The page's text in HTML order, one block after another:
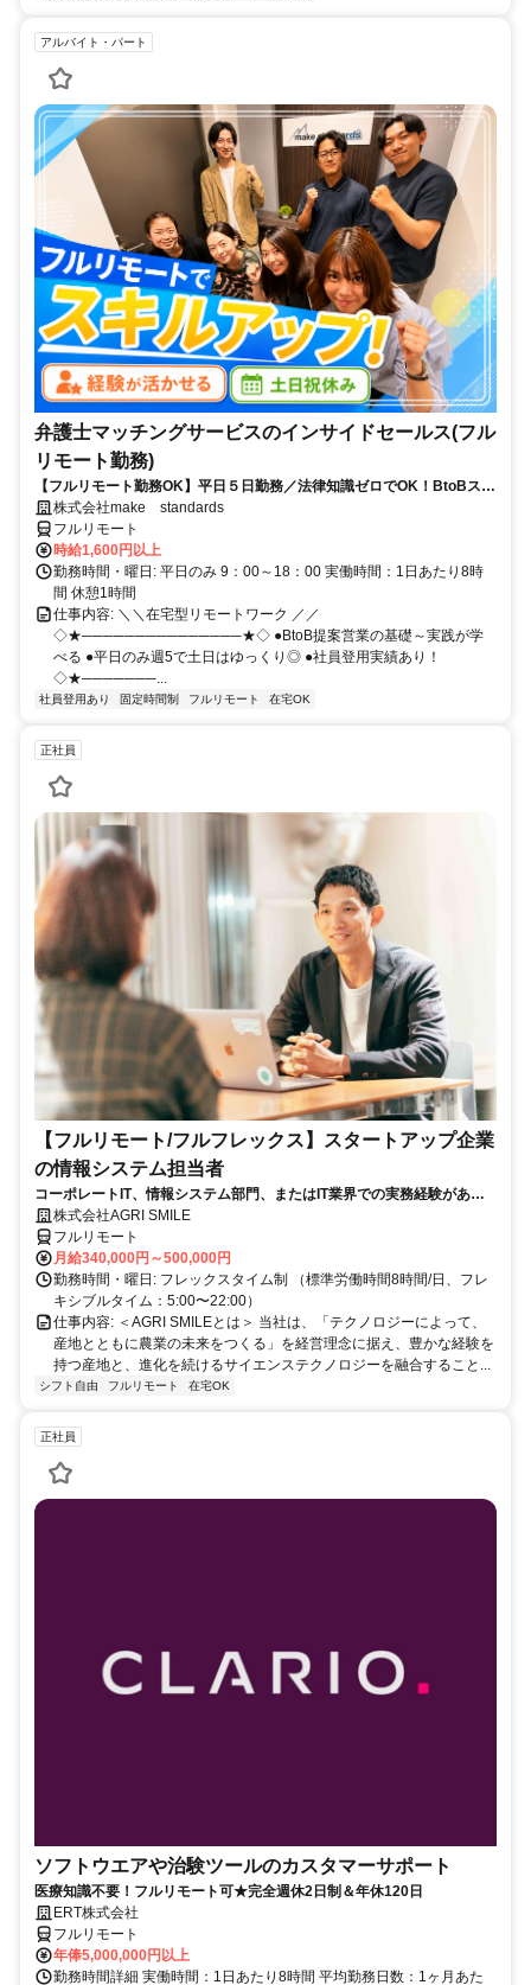
アルバイト・パート
弁護士マッチングサービスのインサイドセールス(フル
リモート勤務)
【フルリモート勤務OK】平日５日勤務／法律知識ゼロでOK！BtoBスキ
ルが身につく営業職
株式会社make standards
フルリモート
時給1,600円以上
勤務時間・曜日: 平日のみ 9：00～18：00 実働時間：1日あたり8時
間 休憩1時間
仕事内容: ＼＼在宅型リモートワーク ／／
◇★───────────────★◇ ●BtoB提案営業の基礎～実践が学
べる ●平日のみ週5で土日はゆっくり◎ ●社員登用実績あり！
◇★───────...
社員登用あり 固定時間制 フルリモート 在宅OK
正社員
【フルリモート/フルフレックス】スタートアップ企業
の情報システム担当者
コーポレートIT、情報システム部門、またはIT業界での実務経験がある
方、大歓迎！
株式会社AGRI SMILE
フルリモート
月給340,000円～500,000円
勤務時間・曜日: フレックスタイム制 （標準労働時間8時間/日、フレ
キシブルタイム：5:00〜22:00）
仕事内容: ＜AGRI SMILEとは＞ 当社は、「テクノロジーによって、
産地とともに農業の未来をつくる」を経営理念に据え、豊かな経験を
持つ産地と、進化を続けるサイエンステクノロジーを融合すること...
シフト自由 フルリモート 在宅OK
正社員
ソフトウエアや治験ツールのカスタマーサポート
医療知識不要！フルリモート可★完全週休2日制＆年休120日
ERT株式会社
フルリモート
年俸5,000,000円以上
勤務時間詳細 実働時間：1日あたり8時間 平均勤務日数：1ヶ月あた